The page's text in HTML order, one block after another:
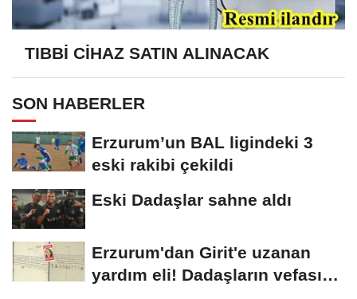
TIBBİ CİHAZ SATIN ALINACAK
SON HABERLER
Erzurum’un BAL ligindeki 3
eski rakibi çekildi
Eski Dadaşlar sahne aldı
Erzurum'dan Girit'e uzanan
yardım eli! Dadaşların vefası